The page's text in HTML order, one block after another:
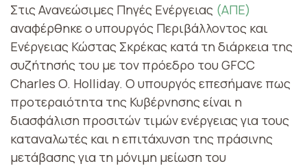
Στις Ανανεώσιμες Πηγές Ενέργειας (ΑΠΕ)
αναφέρθηκε ο υπουργός Περιβάλλοντος και
Ενέργειας Κώστας Σκρέκας κατά τη διάρκεια της
συζήτησής του με τον πρόεδρο του GFCC
Charles O. Holliday. Ο υπουργός επεσήμανε πως
προτεραιότητα της Κυβέρνησης είναι η
διασφάλιση προσιτών τιμών ενέργειας για τους
καταναλωτές και η επιτάχυνση της πράσινης
μετάβασης για τη μόνιμη μείωση του